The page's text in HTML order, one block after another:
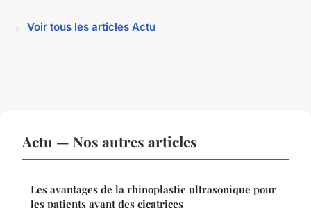
← Voir tous les articles Actu
Actu — Nos autres articles
Les avantages de la rhinoplastie ultrasonique pour
les patients ayant des cicatrices